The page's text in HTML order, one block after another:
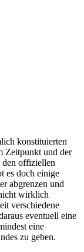
konstituierten
Zeitpunkt und der
den offiziellen
es doch einige
abgrenzen und
wirklich
verschiedene
eventuell eine
eine
zu geben.